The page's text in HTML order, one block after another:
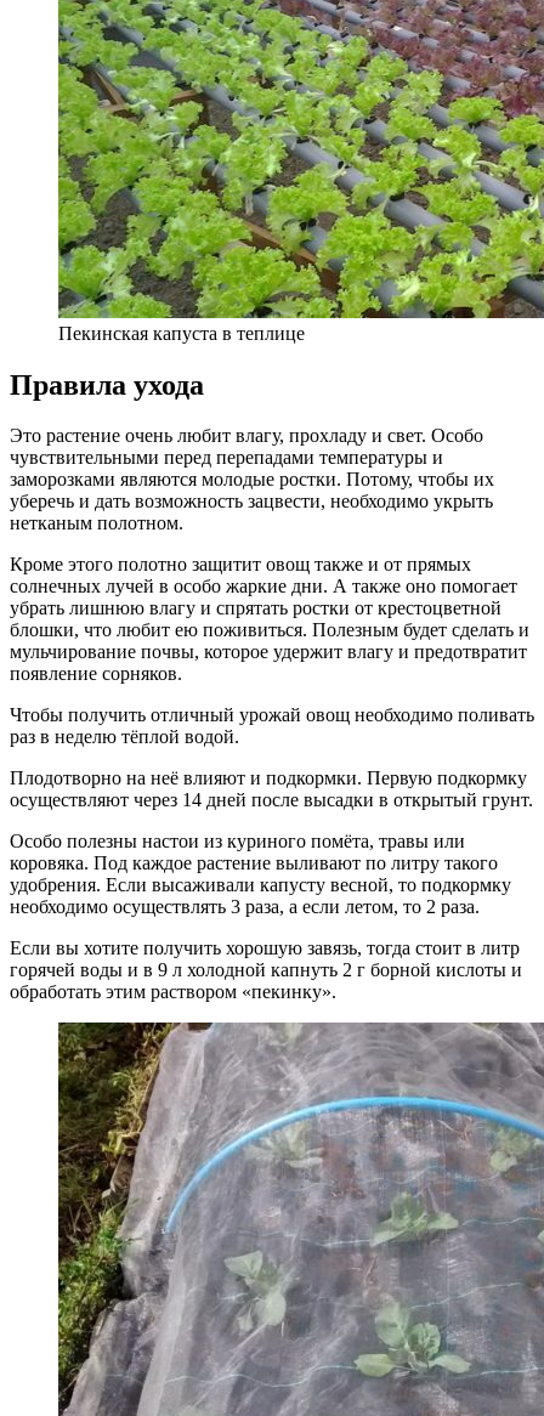
Пекинская капуста в теплице
Правила ухода
Это растение очень любит влагу, прохладу и свет. Особо
чувствительными перед перепадами температуры и
заморозками являются молодые ростки. Потому, чтобы их
уберечь и дать возможность зацвести, необходимо укрыть
нетканым полотном.
Кроме этого полотно защитит овощ также и от прямых
солнечных лучей в особо жаркие дни. А также оно помогает
убрать лишнюю влагу и спрятать ростки от крестоцветной
блошки, что любит ею поживиться. Полезным будет сделать и
мульчирование почвы, которое удержит влагу и предотвратит
появление сорняков.
Чтобы получить отличный урожай овощ необходимо поливать
раз в неделю тёплой водой.
Плодотворно на неё влияют и подкормки. Первую подкормку
осуществляют через 14 дней после высадки в открытый грунт.
Особо полезны настои из куриного помёта, травы или
коровяка. Под каждое растение выливают по литру такого
удобрения. Если высаживали капусту весной, то подкормку
необходимо осуществлять 3 раза, а если летом, то 2 раза.
Если вы хотите получить хорошую завязь, тогда стоит в литр
горячей воды и в 9 л холодной капнуть 2 г борной кислоты и
обработать этим раствором «пекинку».